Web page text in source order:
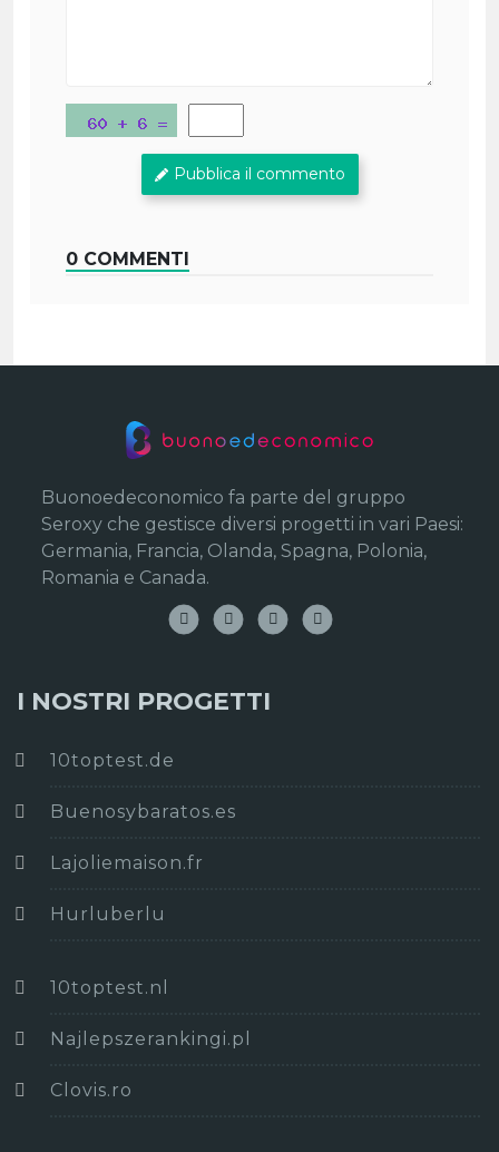
Pubblica il commento
0 COMMENTI
Buonoedeconomico fa parte del gruppo
Seroxy che gestisce diversi progetti in vari Paesi:
Germania, Francia, Olanda, Spagna, Polonia,
Romania e Canada.
I NOSTRI PROGETTI
10toptest.de
Buenosybaratos.es
Lajoliemaison.fr
Hurluberlu
10toptest.nl
Najlepszerankingi.pl
Clovis.ro